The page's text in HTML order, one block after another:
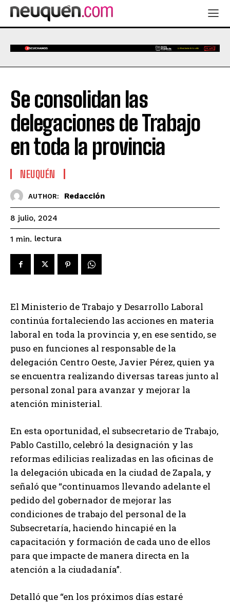
Se consolidan las
delegaciones de Trabajo
en toda la provincia
NEUQUÉN
AUTHOR: Redacción
8 julio, 2024
1 min. lectura
El Ministerio de Trabajo y Desarrollo Laboral
continúa fortaleciendo las acciones en materia
laboral en toda la provincia y, en ese sentido, se
puso en funciones al responsable de la
delegación Centro Oeste, Javier Pérez, quien ya
se encuentra realizando diversas tareas junto al
personal zonal para avanzar y mejorar la
atención ministerial.
En esta oportunidad, el subsecretario de Trabajo,
Pablo Castillo, celebró la designación y las
reformas edilicias realizadas en las oficinas de
la delegación ubicada en la ciudad de Zapala, y
señaló que “continuamos llevando adelante el
pedido del gobernador de mejorar las
condiciones de trabajo del personal de la
Subsecretaría, haciendo hincapié en la
capacitación y formación de cada uno de ellos
para que impacte de manera directa en la
atención a la ciudadanía”.
Detalló que “en los próximos días estaré